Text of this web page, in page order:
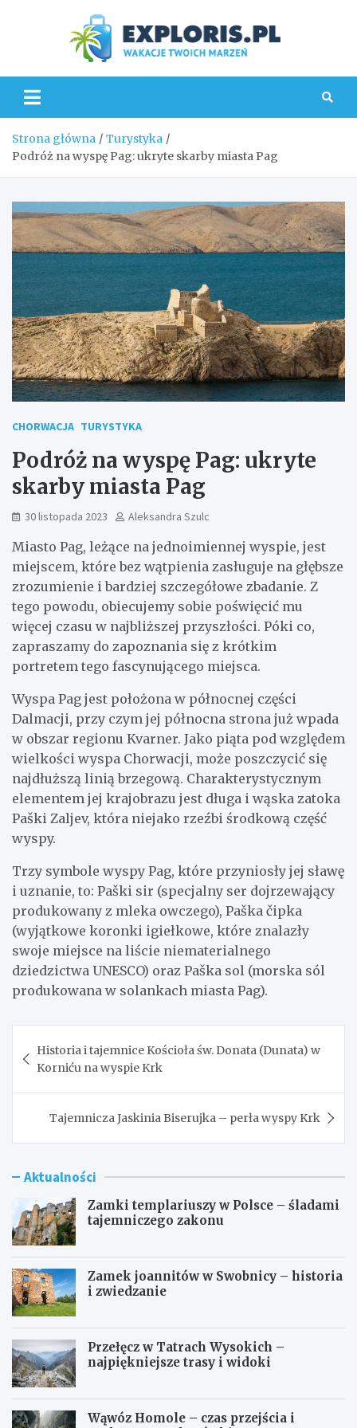
Strona główna
Turystyka
Podróż na wyspę Pag: ukryte skarby miasta Pag
CHORWACJA TURYSTYKA
Podróż na wyspę Pag: ukryte
skarby miasta Pag
30 listopada 2023 Aleksandra Szulc
Miasto Pag, leżące na jednoimiennej wyspie, jest
miejscem, które bez wątpienia zasługuje na głębsze
zrozumienie i bardziej szczegółowe zbadanie. Z
tego powodu, obiecujemy sobie poświęcić mu
więcej czasu w najbliższej przyszłości. Póki co,
zapraszamy do zapoznania się z krótkim
portretem tego fascynującego miejsca.
Wyspa Pag jest położona w północnej części
Dalmacji, przy czym jej północna strona już wpada
w obszar regionu Kvarner. Jako piąta pod względem
wielkości wyspa Chorwacji, może poszczycić się
najdłuższą linią brzegową. Charakterystycznym
elementem jej krajobrazu jest długa i wąska zatoka
Paški Zaljev, która niejako rzeźbi środkową część
wyspy.
Trzy symbole wyspy Pag, które przyniosły jej sławę
i uznanie, to: Paški sir (specjalny ser dojrzewający
produkowany z mleka owczego), Paška čipka
(wyjątkowe koronki igiełkowe, które znalazły
swoje miejsce na liście niematerialnego
dziedzictwa UNESCO) oraz Paška sol (morska sól
produkowana w solankach miasta Pag).
wpisu
Historia i tajemnice Kościoła św. Donata (Dunata) w
Korniću na wyspie Krk
Tajemnicza Jaskinia Biserujka – perła wyspy Krk
Aktualności
Zamki templariuszy w Polsce – śladami
tajemniczego zakonu
Zamek joannitów w Swobnicy – historia
i zwiedzanie
Przełęcz w Tatrach Wysokich –
najpiękniejsze trasy i widoki
Wąwóz Homole – czas przejścia i